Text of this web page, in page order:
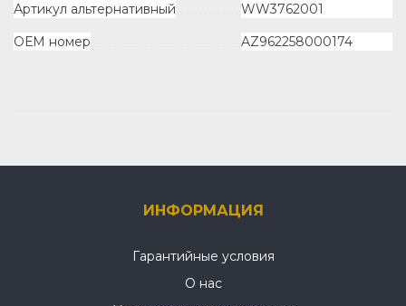
Артикул альтернативный
WW3762001
ОЕМ номер
AZ962258000174
ИНФОРМАЦИЯ
Гарантийные условия
О нас